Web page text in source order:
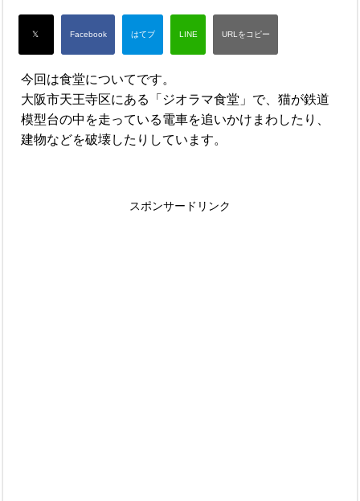
今回は食堂についてです。
大阪市天王寺区にある「ジオラマ食堂」で、猫が鉄道
模型台の中を走っている電車を追いかけまわしたり、
建物などを破壊したりしています。
スポンサードリンク